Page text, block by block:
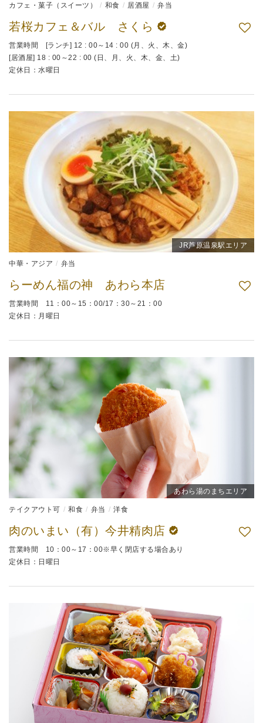
カフェ・菓子（スイーツ） 和食 居酒屋 弁当
若桜カフェ＆バル さくら
営業時間 [ランチ] 12 : 00～14 : 00 (月、火、木、金)
[居酒屋] 18 : 00～22 : 00 (日、月、火、木、金、土)
定休日：水曜日
JR芦原温泉駅エリア
中華・アジア 弁当
らーめん福の神 あわら本店
営業時間 11：00～15：00/17：30～21：00
定休日：月曜日
あわら湯のまちエリア
テイクアウト可 和食 弁当 洋食
肉のいまい（有）今井精肉店
営業時間 10：00～17：00※早く閉店する場合あり
定休日：日曜日